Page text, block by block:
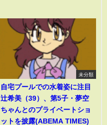
未分類
自宅プールでの水着姿に注目
辻希美（39）、第5子・夢空
ちゃんとのプライベートショ
ットを披露(ABEMA TIMES)